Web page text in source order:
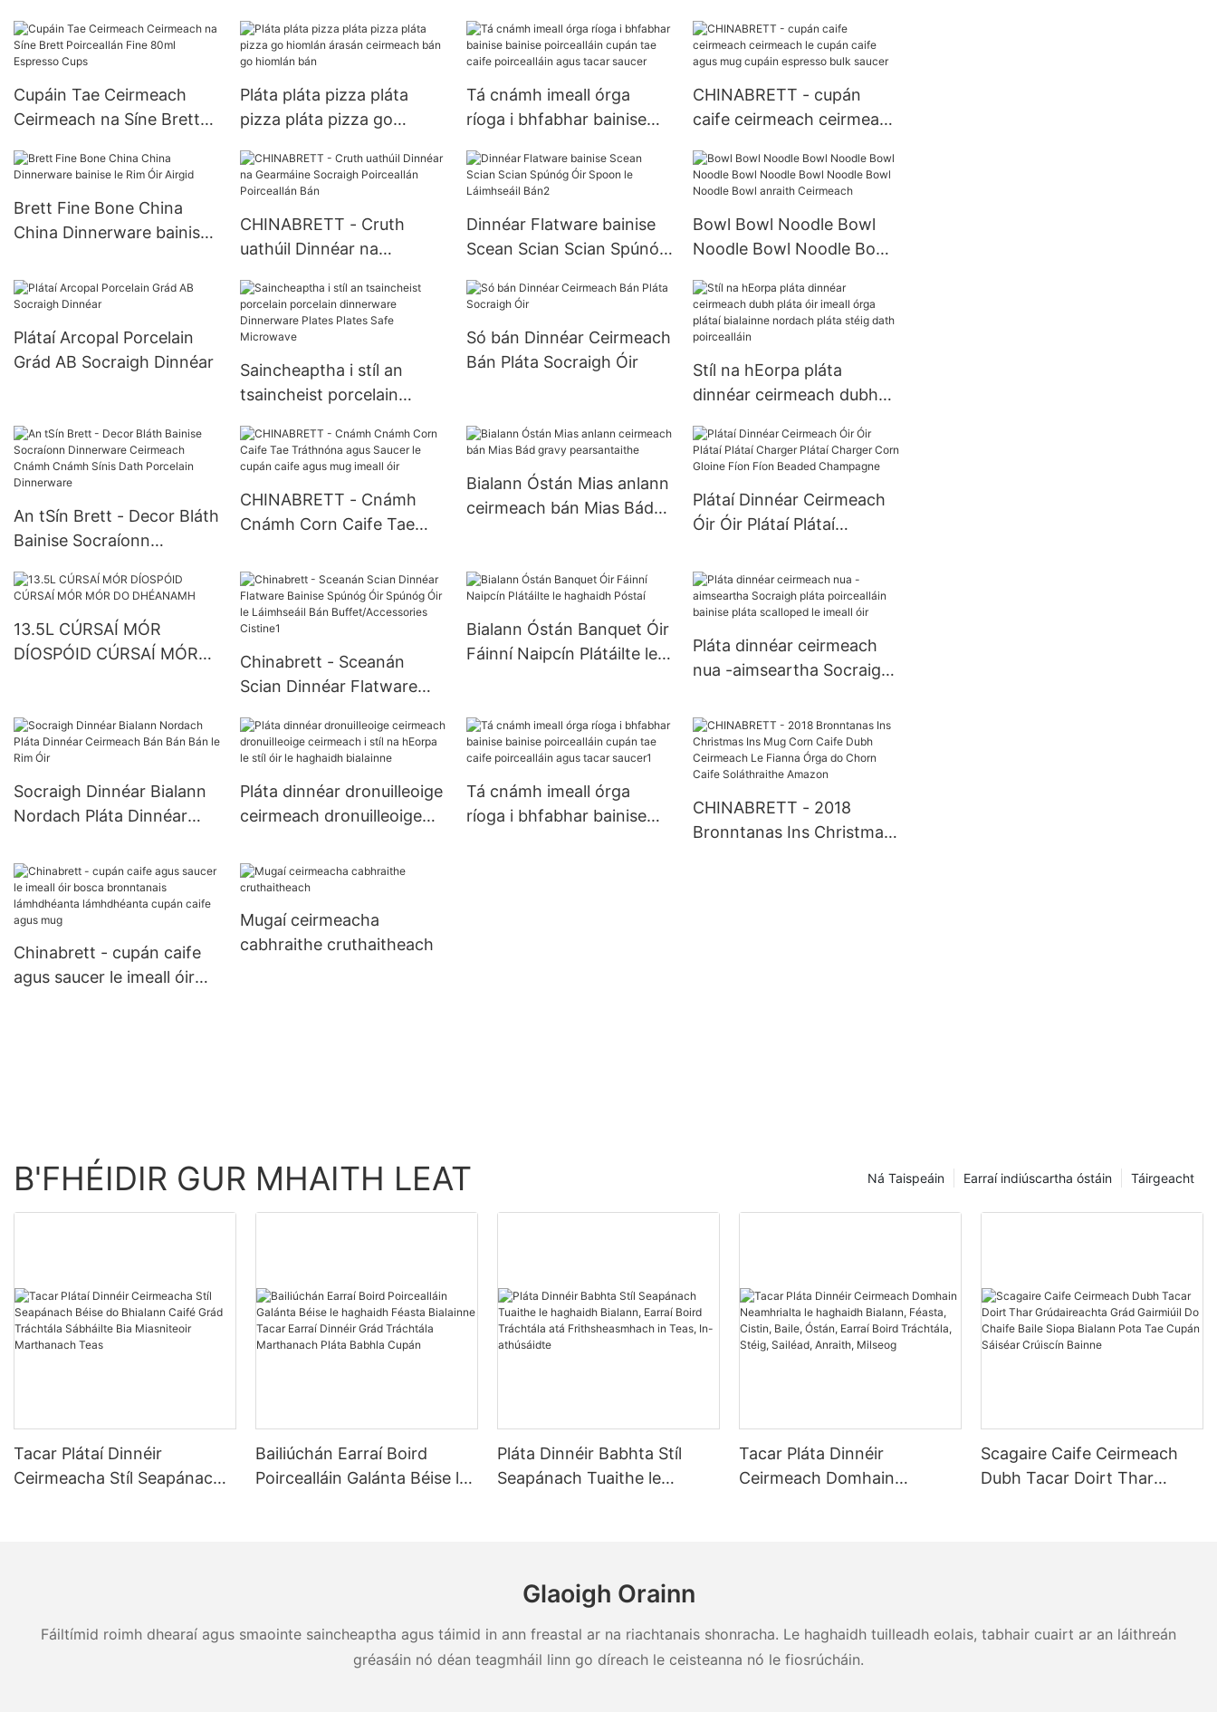
Dinnerware Poircealláin
Dath Óir
Oval Do
Beaded Fíon Gloine Corn
Gloine Óir Rim Poirceallán
Dinnéar
Cupáin Tae Ceirmeach
Ceirmeach na Síne Brett
Espresso Cups
Pláta pláta pizza pláta
pizza pláta pizza go
bán go hiomlán bán
Tá cnámh imeall órga
ríoga i bhfabhar bainise
tae caife poircealláin agus
tacar saucer
CHINABRETT - cupán
caife ceirmeach ceirmeach
cupáin espresso bulk
saucer
Brett Fine Bone China
China Dinnerware bainise
CHINABRETT - Cruth
uathúil Dinnéar na
Poirceallán Poirceallán Bán
Dinnéar Flatware bainise
Scean Scian Scian Spúnóg
Bán2
Bowl Bowl Noodle Bowl
Noodle Bowl Noodle Bowl
Noodle Bowl anraith
Ceirmeach
Plátaí Arcopal Porcelain
Grád AB Socraigh Dinnéar
Saincheaptha i stíl an
tsaincheist porcelain
Dinnerware Plates Plates
Safe Microwave
Só bán Dinnéar Ceirmeach
Bán Pláta Socraigh Óir
Stíl na hEorpa pláta
dinnéar ceirmeach dubh
bialainne nordach pláta
stéig dath poircealláin
An tSín Brett - Decor Bláth
Bainise Socraíonn
Cnámh Cnámh Sínis Dath
CHINABRETT - Cnámh
Cnámh Corn Caife Tae
cupán caife agus mug
imeall óir
Bialann Óstán Mias anlann
ceirmeach bán Mias Bád
Plátaí Dinnéar Ceirmeach
Óir Óir Plátaí Plátaí
Corn Gloine Fíon Fíon
Beaded Champagne
13.5L CÚRSAÍ MÓR
DÍOSPÓID CÚRSAÍ MÓR
Chinabrett - Sceanán
Scian Dinnéar Flatware
Spúnóg Óir le Láimhseáil
Bán Buffet/Accessories
Cistine1
Bialann Óstán Banquet Óir
Fáinní Naipcín Plátáilte le
Pláta dinnéar ceirmeach
nua -aimseartha Socraigh
pláta scalloped le imeall óir
Socraigh Dinnéar Bialann
Nordach Pláta Dinnéar
Rim Óir
Pláta dinnéar dronuilleoige
ceirmeach dronuilleoige
le stíl óir le haghaidh
bialainne
Tá cnámh imeall órga
ríoga i bhfabhar bainise
CHINABRETT - 2018
Bronntanas Ins Christmas
Chinabrett - cupán caife
agus saucer le imeall óir
Mugaí ceirmeacha
cabhraithe cruthaitheach
B'FHÉIDIR GUR MHAITH LEAT Táirgeacht
Earraí indiúscartha óstáin
Ná Taispeáin
Tacar Plátaí Dinnéir
Ceirmeacha Stíl Seapánach
Bailiúchán Earraí Boird
Poircealláin Galánta Béise le
Pláta Dinnéir Babhta Stíl
Seapánach Tuaithe le
Tacar Pláta Dinnéir
Ceirmeach Domhain
Scagaire Caife Ceirmeach
Dubh Tacar Doirt Thar
Glaoigh Orainn
Fáiltímid roimh dhearaí agus smaointe saincheaptha agus táimid in ann freastal ar na riachtanais shonracha. Le haghaidh tuilleadh eolais, tabhair cuairt ar an láithreán
gréasáin nó déan teagmháil linn go díreach le ceisteanna nó le fiosrúcháin.